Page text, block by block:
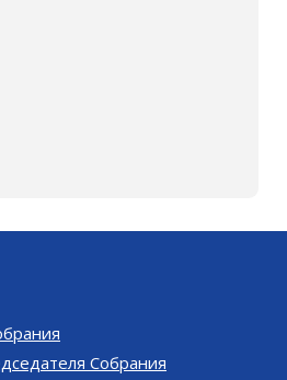
Собрания